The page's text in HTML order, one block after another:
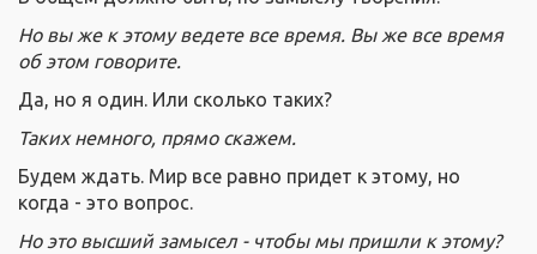
Но вы же к этому ведете все время. Вы же все время
об этом говорите.
Да, но я один. Или сколько таких?
Таких немного, прямо скажем.
Будем ждать. Мир все равно придет к этому, но
когда - это вопрос.
Но это высший замысел - чтобы мы пришли к этому?